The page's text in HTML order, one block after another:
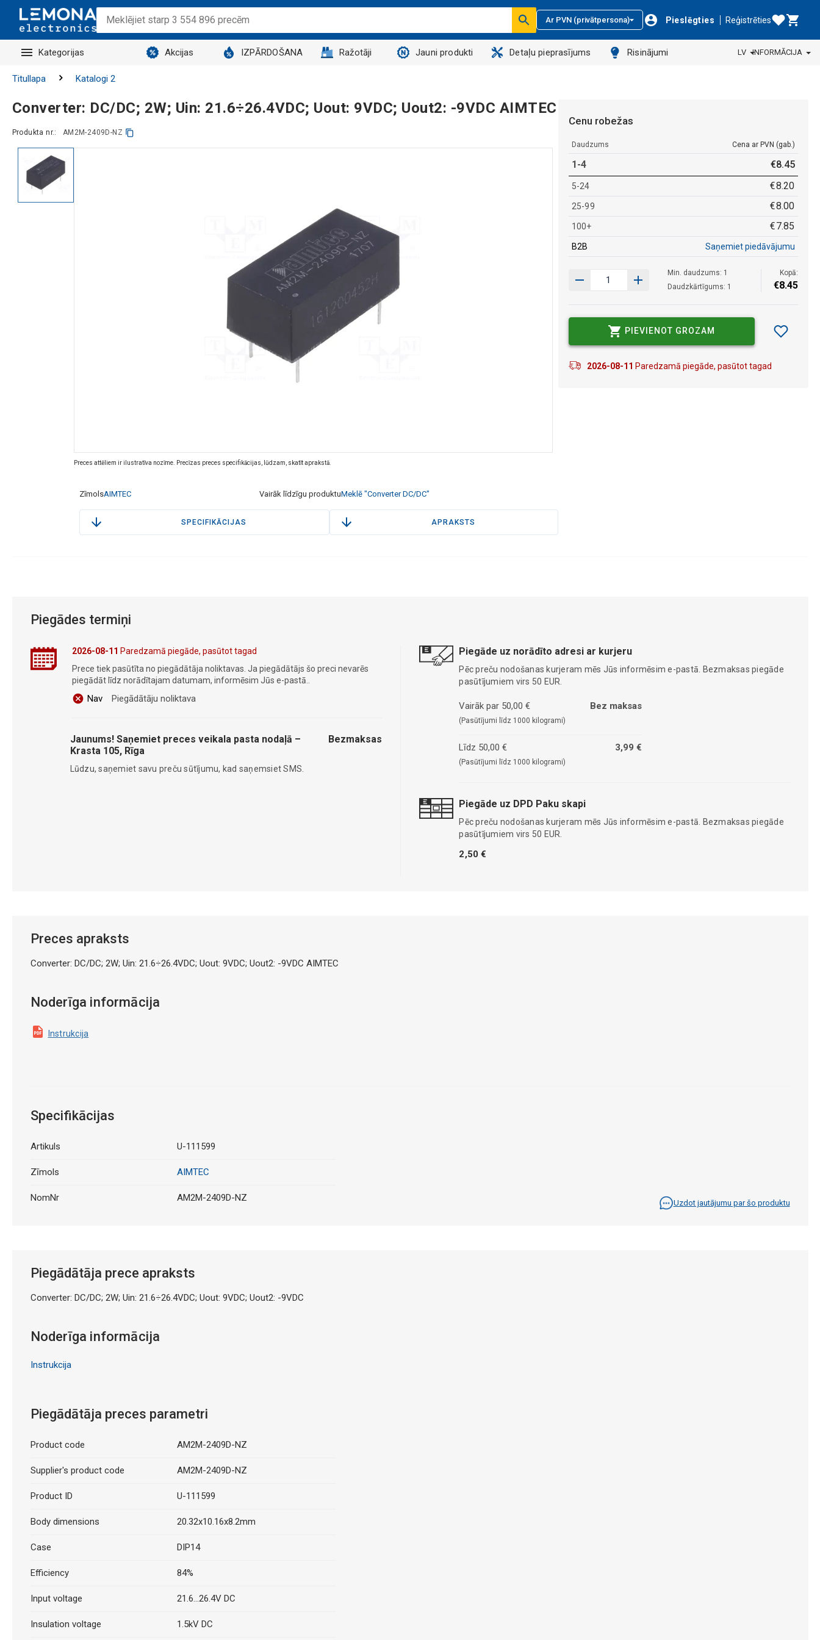
Ar PVN (privātpersona) Pieslēgties Reģistrēties
Kategorijas Akcijas IZPĀRDOŠANA Ražotāji Jauni produkti Detaļu pieprasījums Risinājumi LV INFORMĀCIJA
Titullapa Katalogi 2
Converter: DC/DC; 2W; Uin: 21.6÷26.4VDC; Uout: 9VDC; Uout2: -9VDC AIMTEC
Produkta nr.: AM2M-2409D-NZ
Preces attēliem ir ilustratīva nozīme. Precīzas preces specifikācijas, lūdzam, skatīt aprakstā.
ZīmolsAIMTEC Vairāk līdzīgu produktuMeklē "Converter DC/DC"
SPECIFIKĀCIJAS APRAKSTS
Cenu robežas
Daudzums Cena ar PVN (gab.)
1-4 €8.45
5-24 €8.20
25-99 €8.00
100+ €7.85
B2B Saņemiet piedāvājumu
Min. daudzums: 1
Daudzkārtīgums: 1
Kopā:
€8.45
PIEVIENOT GROZAM
2026-08-11 Paredzamā piegāde, pasūtot tagad
Piegādes termiņi
2026-08-11 Paredzamā piegāde, pasūtot tagad
Prece tiek pasūtīta no piegādātāja noliktavas. Ja piegādātājs šo preci nevarēs
piegādāt līdz norādītajam datumam, informēsim Jūs e-pastā..
Nav Piegādātāju noliktava
Jaunums! Saņemiet preces veikala pasta nodaļā –
Krasta 105, Rīga
Bezmaksas
Lūdzu, saņemiet savu preču sūtījumu, kad saņemsiet SMS.
Piegāde uz norādīto adresi ar kurjeru
Pēc preču nodošanas kurjeram mēs Jūs informēsim e-pastā. Bezmaksas piegāde
pasūtījumiem virs 50 EUR.
Vairāk par 50,00 €
(Pasūtījumi līdz 1000 kilogrami)
Bez maksas
Līdz 50,00 €
(Pasūtījumi līdz 1000 kilogrami)
3,99 €
Piegāde uz DPD Paku skapi
Pēc preču nodošanas kurjeram mēs Jūs informēsim e-pastā. Bezmaksas piegāde
pasūtījumiem virs 50 EUR.
2,50 €
Preces apraksts
Converter: DC/DC; 2W; Uin: 21.6÷26.4VDC; Uout: 9VDC; Uout2: -9VDC AIMTEC
Noderīga informācija
Instrukcija
Specifikācijas
Artikuls U-111599
Zīmols AIMTEC
NomNr AM2M-2409D-NZ Uzdot jautājumu par šo produktu
Piegādātāja prece apraksts
Converter: DC/DC; 2W; Uin: 21.6÷26.4VDC; Uout: 9VDC; Uout2: -9VDC
Noderīga informācija
Instrukcija
Piegādātāja preces parametri
Product code AM2M-2409D-NZ
Supplier's product code AM2M-2409D-NZ
Product ID U-111599
Body dimensions 20.32x10.16x8.2mm
Case DIP14
Efficiency 84%
Input voltage 21.6...26.4V DC
Insulation voltage 1.5kV DC